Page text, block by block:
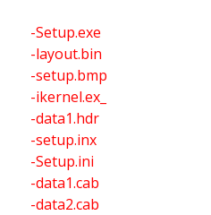
-Setup.exe
-layout.bin
-setup.bmp
-ikernel.ex_
-data1.hdr
-setup.inx
-Setup.ini
-data1.cab
-data2.cab